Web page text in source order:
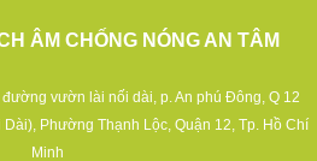
ÂM CHỐNG NÓNG AN TÂM
vườn lài nối dài, p. An phú Đông, Q 12
Phường Thạnh Lộc, Quận 12, Tp. Hồ Chí
Minh